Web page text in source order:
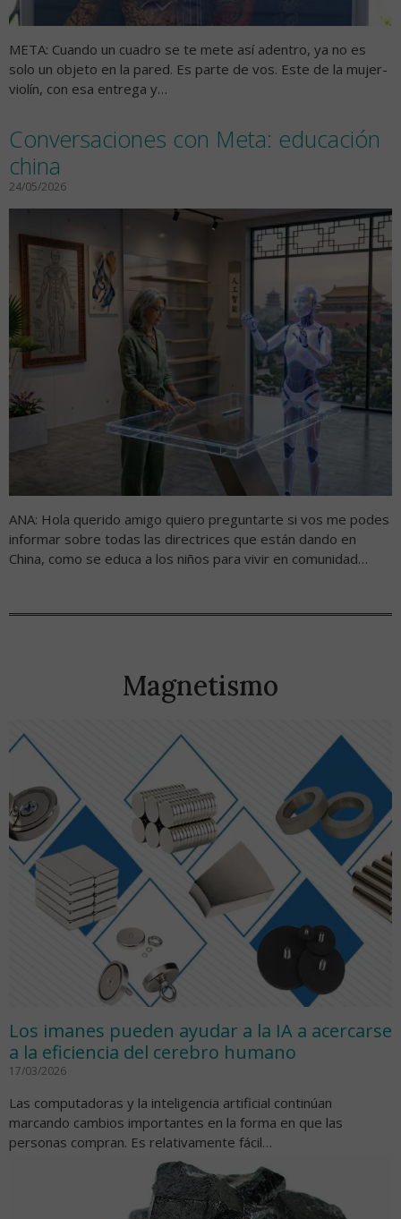
META: Cuando un cuadro se te mete así adentro, ya no es
solo un objeto en la pared. Es parte de vos. Este de la mujer-
violín, con esa entrega y…
Conversaciones con Meta: educación
china
24/05/2026
ANA: Hola querido amigo quiero preguntarte si vos me podes
informar sobre todas las directrices que están dando en
China, como se educa a los niños para vivir en comunidad…
Magnetismo
Los imanes pueden ayudar a la IA a acercarse
a la eficiencia del cerebro humano
17/03/2026
Las computadoras y la inteligencia artificial continúan
marcando cambios importantes en la forma en que las
personas compran. Es relativamente fácil…